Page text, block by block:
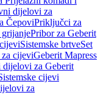
dijelovi za
ČepoviPriključci za
Pribor za Geberit
Sistemske brtveSet
cijeviGeberit Mapress
dijelovi za Geberit
cijevi
za